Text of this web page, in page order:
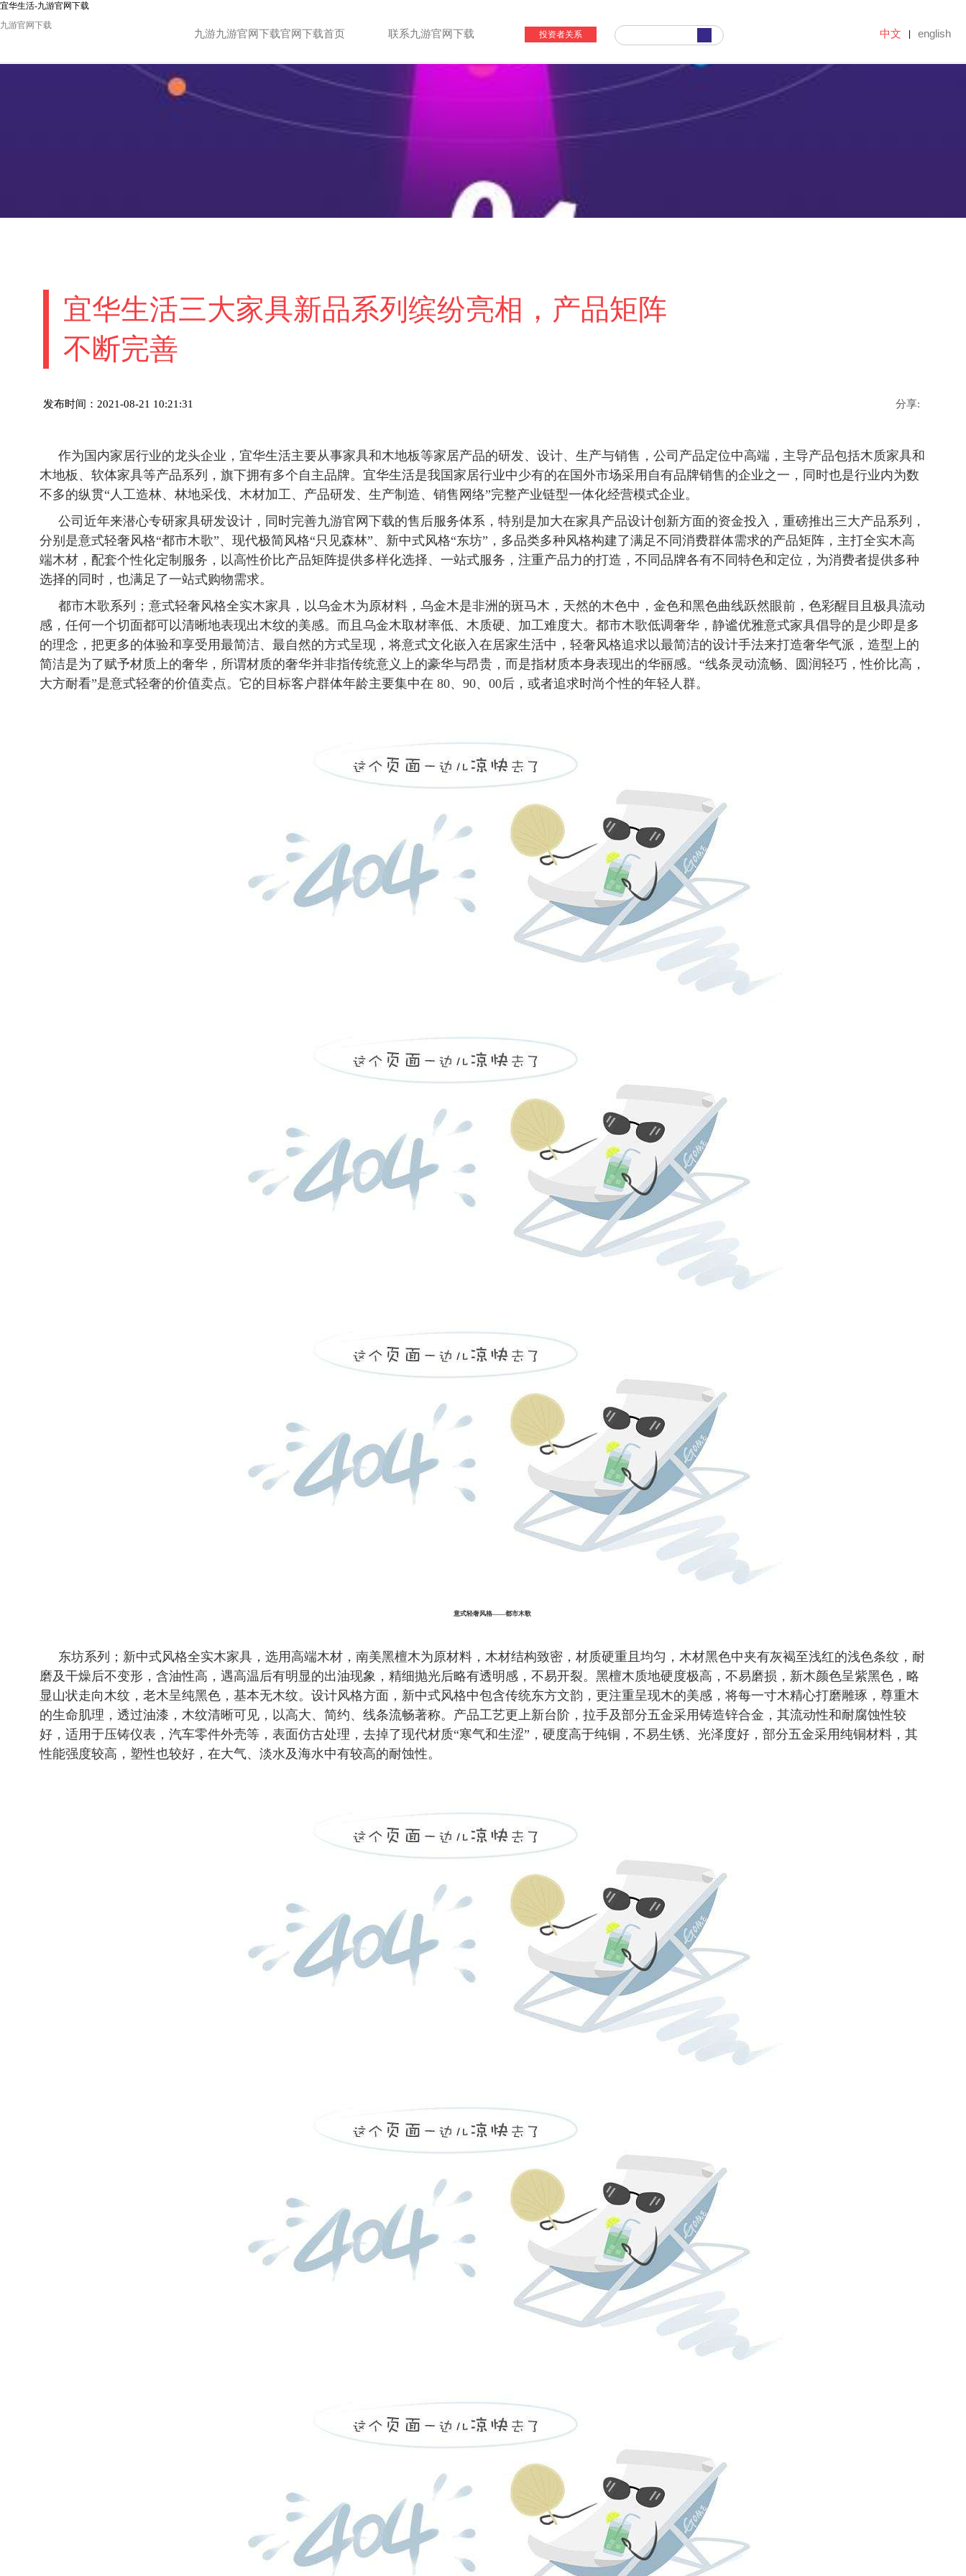
宜华生活-九游官网下载
九游官网下载
九游九游官网下载官网下载首页 联系九游官网下载 投资者关系 中文 english
宜华生活三大家具新品系列缤纷亮相，产品矩阵
不断完善
发布时间：2021-08-21 10:21:31 分享:
作为国内家居行业的龙头企业，宜华生活主要从事家具和木地板等家居产品的研发、设计、生产与销售，公司产品定位中高端，主导产品包括木质家具和
木地板、软体家具等产品系列，旗下拥有多个自主品牌。宜华生活是我国家居行业中少有的在国外市场采用自有品牌销售的企业之一，同时也是行业内为数
不多的纵贯“人工造林、林地采伐、木材加工、产品研发、生产制造、销售网络”完整产业链型一体化经营模式企业。
公司近年来潜心专研家具研发设计，同时完善九游官网下载的售后服务体系，特别是加大在家具产品设计创新方面的资金投入，重磅推出三大产品系列，
分别是意式轻奢风格“都市木歌”、现代极简风格“只见森林”、新中式风格“东坊”，多品类多种风格构建了满足不同消费群体需求的产品矩阵，主打全实木高
端木材，配套个性化定制服务，以高性价比产品矩阵提供多样化选择、一站式服务，注重产品力的打造，不同品牌各有不同特色和定位，为消费者提供多种
选择的同时，也满足了一站式购物需求。
都市木歌系列；意式轻奢风格全实木家具，以乌金木为原材料，乌金木是非洲的斑马木，天然的木色中，金色和黑色曲线跃然眼前，色彩醒目且极具流动
感，任何一个切面都可以清晰地表现出木纹的美感。而且乌金木取材率低、木质硬、加工难度大。都市木歌低调奢华，静谧优雅意式家具倡导的是少即是多
的理念，把更多的体验和享受用最简洁、最自然的方式呈现，将意式文化嵌入在居家生活中，轻奢风格追求以最简洁的设计手法来打造奢华气派，造型上的
简洁是为了赋予材质上的奢华，所谓材质的奢华并非指传统意义上的豪华与昂贵，而是指材质本身表现出的华丽感。“线条灵动流畅、圆润轻巧，性价比高，
大方耐看”是意式轻奢的价值卖点。它的目标客户群体年龄主要集中在 80、90、00后，或者追求时尚个性的年轻人群。
意式轻奢风格——都市木歌
东坊系列；新中式风格全实木家具，选用高端木材，南美黑檀木为原材料，木材结构致密，材质硬重且均匀，木材黑色中夹有灰褐至浅红的浅色条纹，耐
磨及干燥后不变形，含油性高，遇高温后有明显的出油现象，精细抛光后略有透明感，不易开裂。黑檀木质地硬度极高，不易磨损，新木颜色呈紫黑色，略
显山状走向木纹，老木呈纯黑色，基本无木纹。设计风格方面，新中式风格中包含传统东方文韵，更注重呈现木的美感，将每一寸木精心打磨雕琢，尊重木
的生命肌理，透过油漆，木纹清晰可见，以高大、简约、线条流畅著称。产品工艺更上新台阶，拉手及部分五金采用铸造锌合金，其流动性和耐腐蚀性较
好，适用于压铸仪表，汽车零件外壳等，表面仿古处理，去掉了现代材质“寒气和生涩”，硬度高于纯铜，不易生锈、光泽度好，部分五金采用纯铜材料，其
性能强度较高，塑性也较好，在大气、淡水及海水中有较高的耐蚀性。